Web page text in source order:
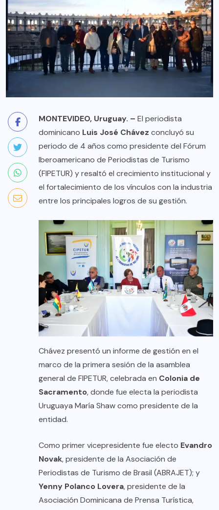
MONTEVIDEO, Uruguay. – El periodista
dominicano Luis José Chávez concluyó su
periodo de 4 años como presidente del Fórum
Iberoamericano de Periodistas de Turismo
(FIPETUR) y resaltó el crecimiento institucional y
el fortalecimiento de los vínculos con la industria
entre los principales logros de su gestión.
Chávez presentó un informe de gestión en el
marco de la primera sesión de la asamblea
general de FIPETUR, celebrada en Colonia de
Sacramento, donde fue electa la periodista
Uruguaya María Shaw como presidente de la
entidad.
Como primer vicepresidente fue electo Evandro
Novak, presidente de la Asociación de
Periodistas de Turismo de Brasil (ABRAJET); y
Yenny Polanco Lovera, presidente de la
Asociación Dominicana de Prensa Turística,